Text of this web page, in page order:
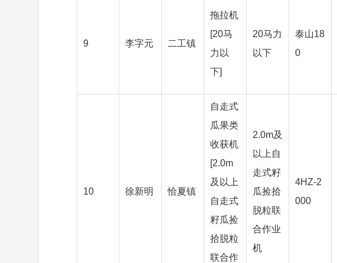
9 李字元 二工镇
拖拉机
[20马
力以
下]
20马力
以下
泰山18
0
10 徐新明 恰夏镇
自走式
瓜果类
收获机
[2.0m
及以上
自走式
籽瓜捡
拾脱粒
联合作
2.0m及
以上自
走式籽
瓜捡拾
脱粒联
合作业
机
4HZ-2
000